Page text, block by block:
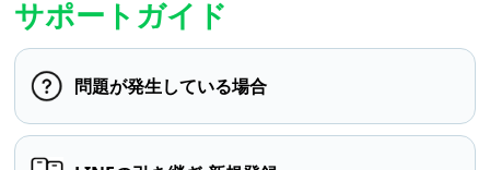
サポートガイド
問題が発生している場合